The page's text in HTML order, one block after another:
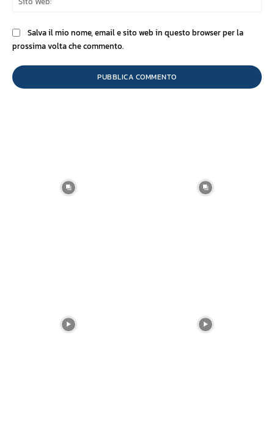
Salva il mio nome, email e sito web in questo browser per la
prossima volta che commento.